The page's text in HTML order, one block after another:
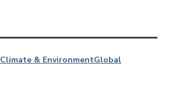
Climate & EnvironmentGlobal